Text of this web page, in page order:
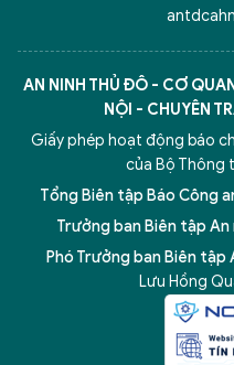
AN NINH THỦ ĐÔ - CƠ
NỘI - CHUYÊN
Giấy phép hoạt động báo
của Bộ Thông
Tổng Biên tập Báo Công
Trưởng ban Biên tập An
Phó Trưởng ban Biên tập
Lưu Hồng
5 điểm nghẽn của Hà Nội